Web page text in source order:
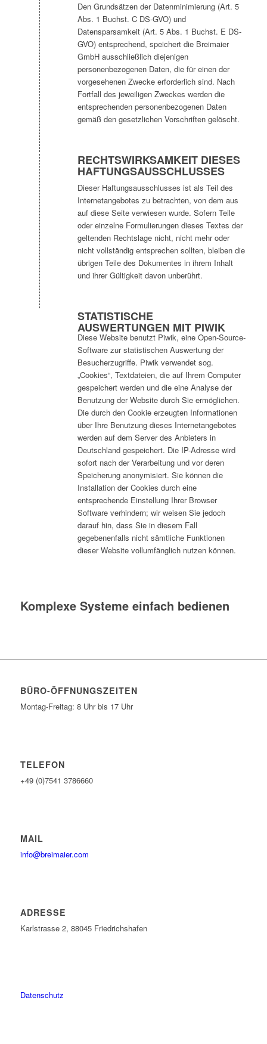
Den Grundsätzen der Datenminimierung (Art. 5
Abs. 1 Buchst. C DS-GVO) und
Datensparsamkeit (Art. 5 Abs. 1 Buchst. E DS-
GVO) entsprechend, speichert die Breimaier
GmbH ausschließlich diejenigen
personenbezogenen Daten, die für einen der
vorgesehenen Zwecke erforderlich sind. Nach
Fortfall des jeweiligen Zweckes werden die
entsprechenden personenbezogenen Daten
gemäß den gesetzlichen Vorschriften gelöscht.
RECHTSWIRKSAMKEIT DIESES
HAFTUNGSAUSSCHLUSSES
Dieser Haftungsausschlusses ist als Teil des
Internetangebotes zu betrachten, von dem aus
auf diese Seite verwiesen wurde. Sofern Teile
oder einzelne Formulierungen dieses Textes der
geltenden Rechtslage nicht, nicht mehr oder
nicht vollständig entsprechen sollten, bleiben die
übrigen Teile des Dokumentes in ihrem Inhalt
und ihrer Gültigkeit davon unberührt.
STATISTISCHE
AUSWERTUNGEN MIT PIWIK
Diese Website benutzt Piwik, eine Open-Source-
Software zur statistischen Auswertung der
Besucherzugriffe. Piwik verwendet sog.
„Cookies“, Textdateien, die auf Ihrem Computer
gespeichert werden und die eine Analyse der
Benutzung der Website durch Sie ermöglichen.
Die durch den Cookie erzeugten Informationen
über Ihre Benutzung dieses Internetangebotes
werden auf dem Server des Anbieters in
Deutschland gespeichert. Die IP-Adresse wird
sofort nach der Verarbeitung und vor deren
Speicherung anonymisiert. Sie können die
Installation der Cookies durch eine
entsprechende Einstellung Ihrer Browser
Software verhindern; wir weisen Sie jedoch
darauf hin, dass Sie in diesem Fall
gegebenenfalls nicht sämtliche Funktionen
dieser Website vollumfänglich nutzen können.
Komplexe Systeme einfach bedienen
BÜRO-ÖFFNUNGSZEITEN
Montag-Freitag: 8 Uhr bis 17 Uhr
TELEFON
+49 (0)7541 3786660
MAIL
info@breimaier.com
ADRESSE
Karlstrasse 2, 88045 Friedrichshafen
Datenschutz